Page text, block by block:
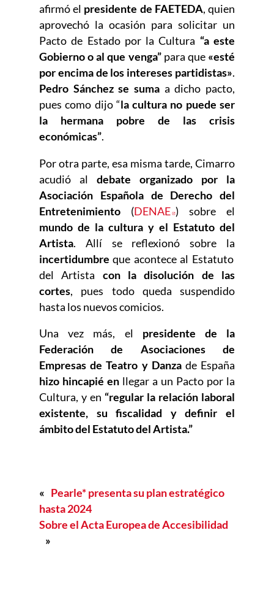
afirmó el presidente de FAETEDA, quien
aprovechó la ocasión para solicitar un
Pacto de Estado por la Cultura “a este
Gobierno o al que venga”para que «esté
por encima de los intereses partidistas».
Pedro Sánchez se suma a dicho pacto,
pues como dijo “la cultura no puede ser
la hermana pobre de las crisis
económicas”.
Por otra parte, esa misma tarde, Cimarro
acudió al debate organizado por la
Asociación Española de Derecho del
Entretenimiento (DENAE Abre en nueva
) sobre el
mundo de la cultura y el Estatuto del
Artista. Allí se reflexionó sobre la
incertidumbre que acontece al Estatuto
del Artista con la disolución de las
cortes, pues todo queda suspendido
hasta los nuevos comicios.
Una vez más, el presidente de la
Federación de Asociaciones de
Empresas de Teatro y Danzade España
hizo hincapié en llegar a un Pacto por la
Cultura, y en “regular la relación laboral
existente, su fiscalidad y definir el
ámbito del Estatuto del Artista.”
« Pearle* presenta su plan estratégico
hasta 2024
Sobre el Acta Europea de Accesibilidad
»